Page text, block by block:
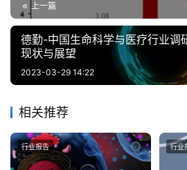
上一篇
德勤-中国生命科学与医疗行业调
现状与展望
2023-03-29 14:22
相关推荐
行业报告 行业